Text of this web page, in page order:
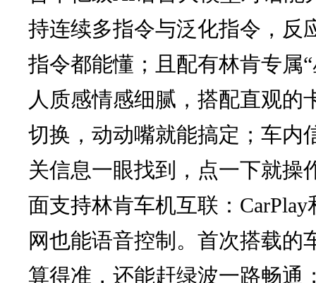
持连续多指令与泛化指令，反
指令都能懂；且配有林肯专属
人质感情感细腻，搭配直观的
切换，动动嘴就能搞定；车内
关信息一眼找到，点一下就操
面支持林肯车机互联：
网也能语音控制。首次搭载的
算得准，还能赶绿波一路畅通